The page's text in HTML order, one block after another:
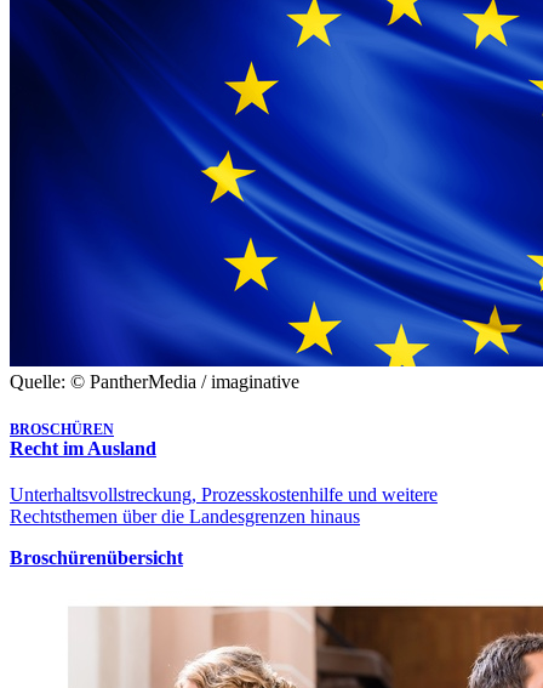
Quelle: © PantherMedia / imaginative
BROSCHÜREN
Recht im Ausland
Unterhaltsvollstreckung, Prozesskostenhilfe und weitere
Rechtsthemen über die Landesgrenzen hinaus
Broschürenübersicht